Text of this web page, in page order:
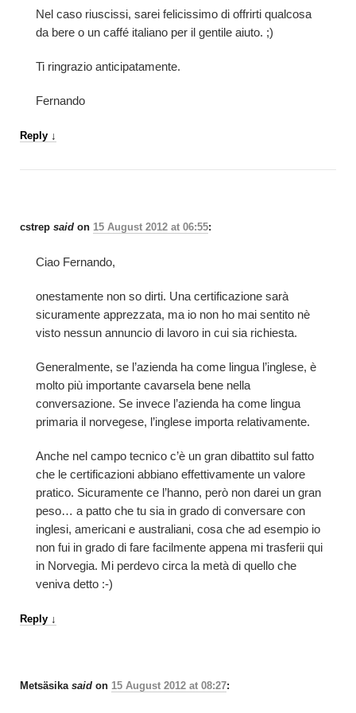
Nel caso riuscissi, sarei felicissimo di offrirti qualcosa
da bere o un caffé italiano per il gentile aiuto. ;)
Ti ringrazio anticipatamente.
Fernando
Reply ↓
cstrep said on 15 August 2012 at 06:55:
Ciao Fernando,
onestamente non so dirti. Una certificazione sarà
sicuramente apprezzata, ma io non ho mai sentito nè
visto nessun annuncio di lavoro in cui sia richiesta.
Generalmente, se l’azienda ha come lingua l’inglese, è
molto più importante cavarsela bene nella
conversazione. Se invece l’azienda ha come lingua
primaria il norvegese, l’inglese importa relativamente.
Anche nel campo tecnico c’è un gran dibattito sul fatto
che le certificazioni abbiano effettivamente un valore
pratico. Sicuramente ce l’hanno, però non darei un gran
peso… a patto che tu sia in grado di conversare con
inglesi, americani e australiani, cosa che ad esempio io
non fui in grado di fare facilmente appena mi trasferii qui
in Norvegia. Mi perdevo circa la metà di quello che
veniva detto :-)
Reply ↓
Metsäsika said on 15 August 2012 at 08:27: